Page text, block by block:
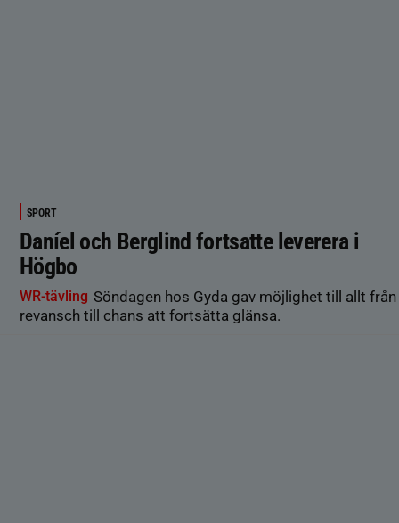
SPORT
Daníel och Berglind fortsatte leverera i
Högbo
WR-tävling Söndagen hos Gyda gav möjlighet till allt från
revansch till chans att fortsätta glänsa.